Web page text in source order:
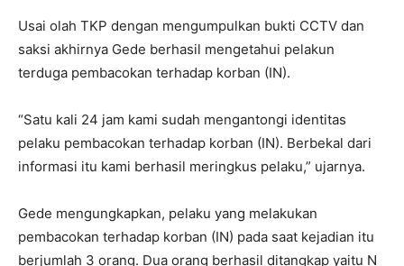
Usai olah TKP dengan mengumpulkan bukti CCTV dan
saksi akhirnya Gede berhasil mengetahui pelakun
terduga pembacokan terhadap korban (IN).
“Satu kali 24 jam kami sudah mengantongi identitas
pelaku pembacokan terhadap korban (IN). Berbekal dari
informasi itu kami berhasil meringkus pelaku,” ujarnya.
Gede mengungkapkan, pelaku yang melakukan
pembacokan terhadap korban (IN) pada saat kejadian itu
berjumlah 3 orang. Dua orang berhasil ditangkap yaitu N